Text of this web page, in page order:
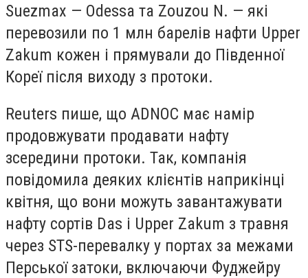
Suezmax — Odessa та Zouzou N. — які
перевозили по 1 млн барелів нафти Upper
Zakum кожен і прямували до Південної
Кореї після виходу з протоки.
Reuters пише, що ADNOC має намір
продовжувати продавати нафту
зсередини протоки. Так, компанія
повідомила деяких клієнтів наприкінці
квітня, що вони можуть завантажувати
нафту сортів Das і Upper Zakum з травня
через STS-перевалку у портах за межами
Перської затоки, включаючи Фуджейру